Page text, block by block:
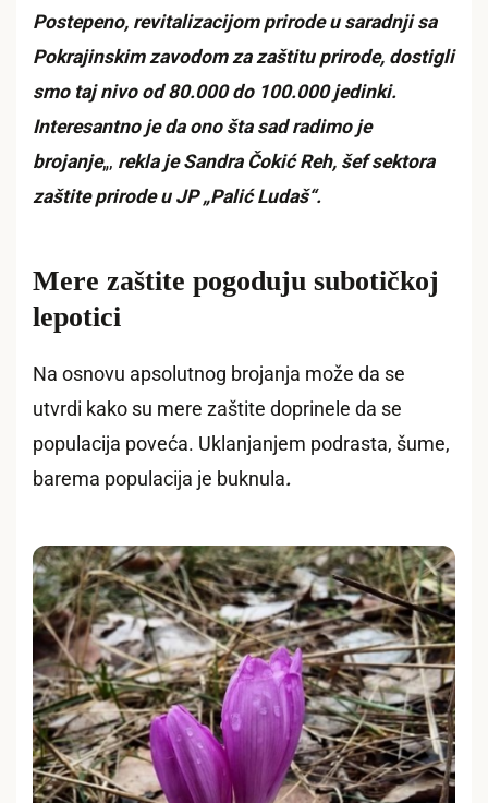
Postepeno, revitalizacijom prirode u saradnji sa
Pokrajinskim zavodom za zaštitu prirode, dostigli
smo taj nivo od 80.000 do 100.000 jedinki.
Interesantno je da ono šta sad radimo je
brojanje„, rekla je Sandra Čokić Reh, šef sektora
zaštite prirode u JP „Palić Ludaš“.
Mere zaštite pogoduju subotičkoj
lepotici
Na osnovu apsolutnog brojanja može da se
utvrdi kako su mere zaštite doprinele da se
populacija poveća. Uklanjanjem podrasta, šume,
barema populacija je buknula.